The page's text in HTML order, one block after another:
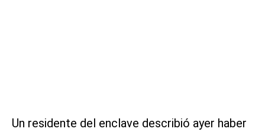
Un residente del enclave describió ayer haber